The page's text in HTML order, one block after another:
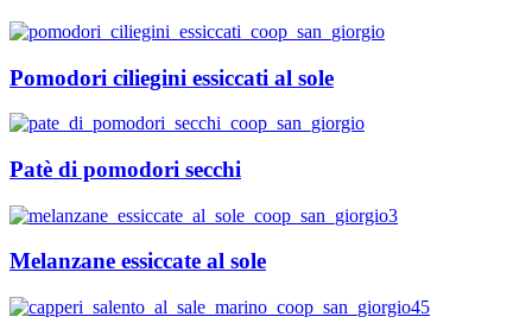
Pomodori ciliegini essiccati al sole
Patè di pomodori secchi
Melanzane essiccate al sole